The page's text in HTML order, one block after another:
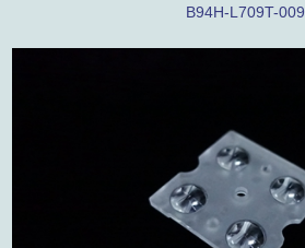
B94H-L709T-009